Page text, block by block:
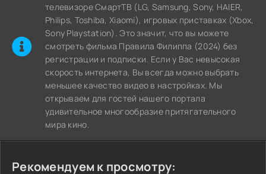
телевизоре СмартТВ (LG, Samsung, Sony, HAIER,
Philips, Toshiba, Xiaomi), игровых приставках (Xbox,
Sony Playstation). Это значит, что вы можете
cмотреть фильма Правила Филиппа (2024) без
регистрации и подписки. Если у Вас невысокая
скорость интернета, Вы всегда можно выбрать
меньшее качество видео в настройках. Мы
открываем для гостей нашего портала
удивительное многообразие притягательного
мира кино.
Рекомендуем к просмотру: